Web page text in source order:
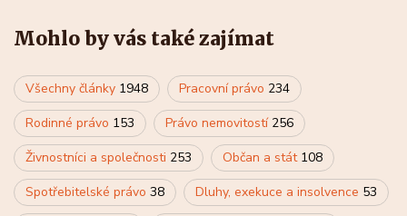
Mohlo by vás také zajímat
Všechny články 1948 Pracovní právo 234
Rodinné právo 153 Právo nemovitostí 256
Živnostníci a společnosti 253 Občan a stát 108
Spotřebitelské právo 38 Dluhy, exekuce a insolvence 53